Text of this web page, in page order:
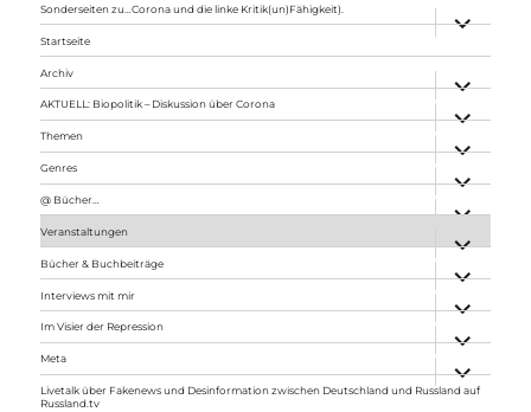
Sonderseiten zu…Corona und die linke Kritik(un)Fähigkeit).
anzeigen
Startseite
Archiv
anzeigen
AKTUELL: Biopolitik – Diskussion über Corona
anzeigen
Themen
anzeigen
Genres
anzeigen
@ Bücher…
Veranstaltungen
anzeigen
Bücher & Buchbeiträge
anzeigen
Interviews mit mir
anzeigen
Im Visier der Repression
anzeigen
Meta
anzeigen
Livetalk über Fakenews und Desinformation zwischen Deutschland und Russland auf
Russland.tv